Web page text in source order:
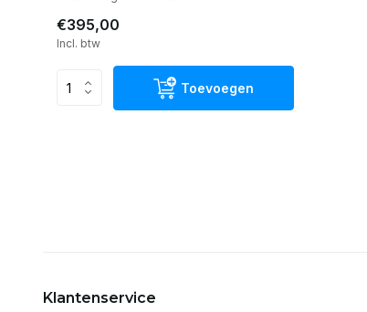
€395,00
Incl. btw
Toevoegen
Klantenservice